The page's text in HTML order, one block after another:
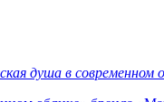
душа в современном